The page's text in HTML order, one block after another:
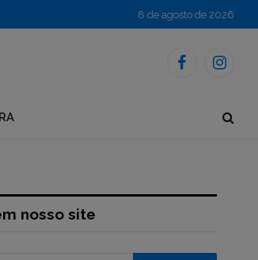
8 de agosto de 2026
Facebook
nosso site